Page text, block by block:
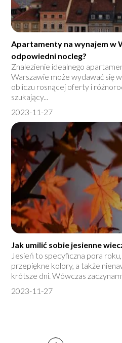
Apartamenty na wynajem w
odpowiedni nocleg?
Znalezienie idealnego
Warszawie może wydawać się
obliczu rosnącej oferty i
szukający...
2023-11-27
Jak umilić sobie jesienne
Jesień to specyficzna pora
przepiękne kolory, a także
krótsze dni. Wówczas
2023-11-27